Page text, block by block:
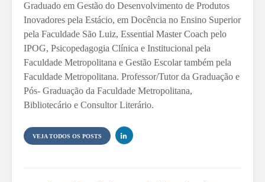
Graduado em Gestão do Desenvolvimento de Produtos
Inovadores pela Estácio, em Docência no Ensino Superior
pela Faculdade São Luiz, Essential Master Coach pelo
IPOG, Psicopedagogia Clínica e Institucional pela
Faculdade Metropolitana e Gestão Escolar também pela
Faculdade Metropolitana. Professor/Tutor da Graduação e
Pós- Graduação da Faculdade Metropolitana,
Bibliotecário e Consultor Literário.
VEJA TODOS OS POSTS